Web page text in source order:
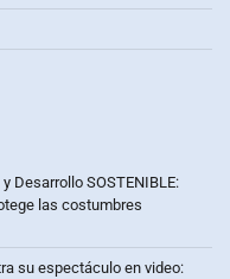
Desarrollo SOSTENIBLE:
las costumbres
su espectáculo en video: